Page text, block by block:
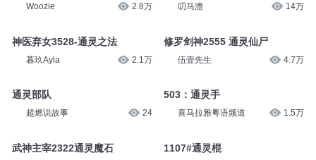
Woozie 2.8万
神医弃女3528-通灵之法
暮玖Ayla 2.1万
通灵部队
超燃说故事 24
武神主宰2322通灵魔石
叨马澹 14万
修罗剑神2555 通灵仙尸
伍壹先生 4.7万
503：通灵手
喜马拉雅粤语频道 1.5万
1107#通灵棍